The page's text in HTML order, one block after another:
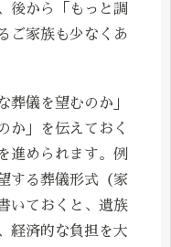
後から「もっと調
ご家族も少なくあ
葬儀を望むのか」
か」を伝えておく
進められます。例
する葬儀形式（家
いておくと、遺族
経済的な負担を大